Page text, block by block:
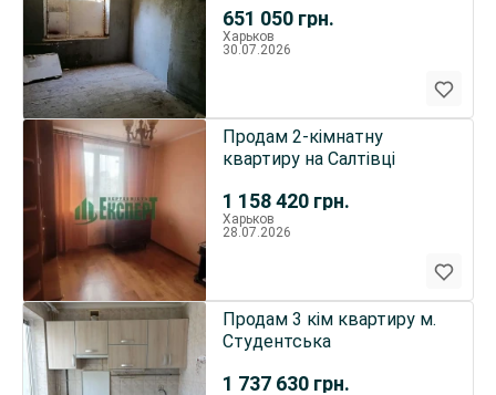
651 050 грн.
Харьков
30.07.2026
1 158 420 грн.
Продам 2-кімнатну
квартиру на Салтівці
Харьков
28.07.2026
1 737 630 грн.
Продам 3 кім квартиру м.
Студентська